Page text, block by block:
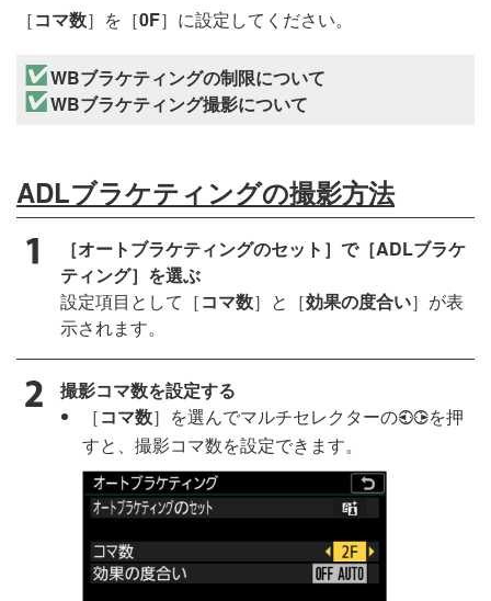
［コマ数］を［0F］に設定してください。
WBブラケティングの制限について
WBブラケティング撮影について
ADLブラケティングの撮影方法
［オートブラケティングのセット］で［ADLブラケ
ティング］を選ぶ
設定項目として［コマ数］と［効果の度合い］が表
示されます。
撮影コマ数を設定する
［コマ数］を選んでマルチセレクターの42を押
すと、撮影コマ数を設定できます。